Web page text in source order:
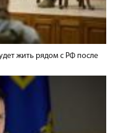
жить рядом с РФ после